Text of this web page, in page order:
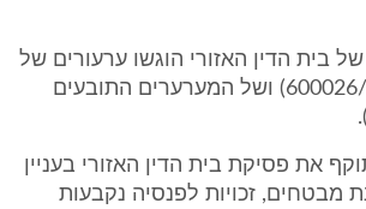
של בית הדין האזורי הוגשו ערעורים של
מבטחים (ע"ע 600026/97) ושל המערערים התובעים
את פסיקת בית הדין האזורי בעניין
מבטחים, זכויות לפנסיה נקבעות